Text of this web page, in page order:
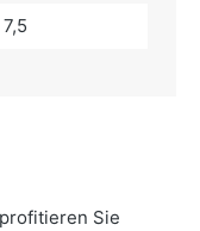
7,5
Sie